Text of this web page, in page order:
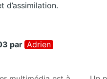
d’assimilation.
par Adrien